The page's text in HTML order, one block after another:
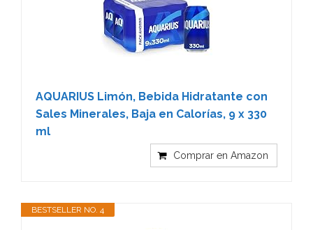
AQUARIUS Limón, Bebida Hidratante con
Sales Minerales, Baja en Calorías, 9 x 330
ml
Comprar en Amazon
BESTSELLER NO. 4